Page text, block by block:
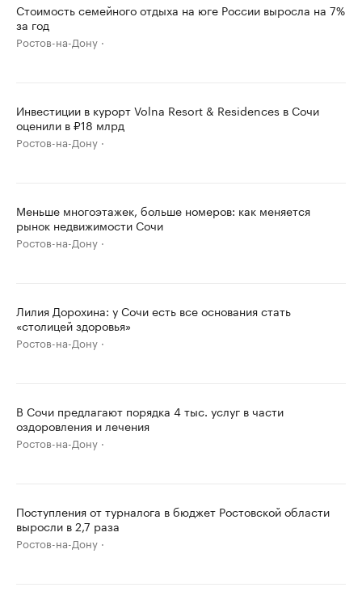
Стоимость семейного отдыха на юге России выросла на 7%
за год
Ростов-на-Дону
Инвестиции в курорт Volna Resort & Residences в Сочи
оценили в ₽18 млрд
Ростов-на-Дону
Меньше многоэтажек, больше номеров: как меняется
рынок недвижимости Сочи
Ростов-на-Дону
Лилия Дорохина: у Сочи есть все основания стать
«столицей здоровья»
Ростов-на-Дону
В Сочи предлагают порядка 4 тыс. услуг в части
оздоровления и лечения
Ростов-на-Дону
Поступления от турналога в бюджет Ростовской области
выросли в 2,7 раза
Ростов-на-Дону